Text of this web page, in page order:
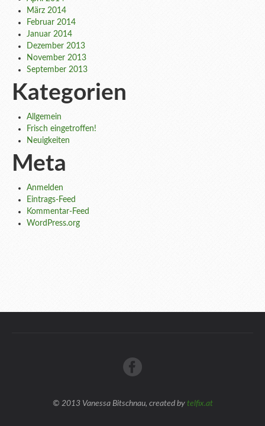
März 2014
Februar 2014
Januar 2014
Dezember 2013
November 2013
September 2013
Kategorien
Allgemein
Frisch eingetroffen!
Neuigkeiten
Meta
Anmelden
Eintrags-Feed
Kommentar-Feed
WordPress.org
© 2013 Vanessa Bitschnau, created by telfix.at